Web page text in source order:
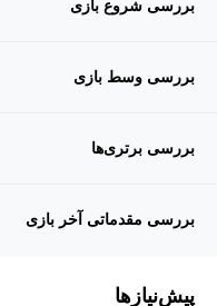
بررسی شروع بازی
بررسی وسط بازی
بررسی برتری‌ها
بررسی مقدماتی آخر بازی
پیش‌نیاز‌ها